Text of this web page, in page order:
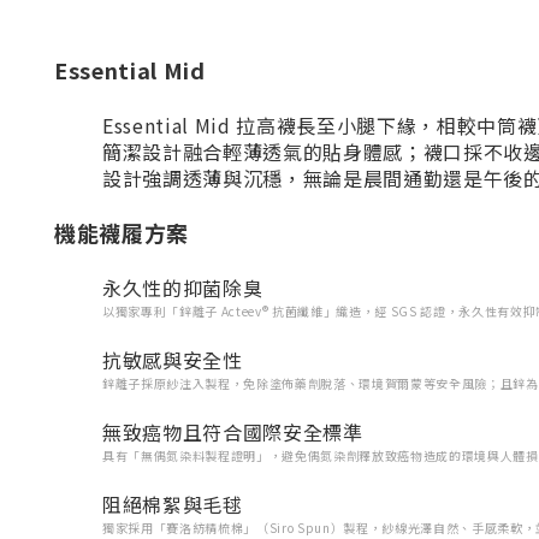
Essential Mid
Essential Mid 拉高襪長至小腿下緣，相較中筒
簡潔設計融合輕薄透氣的貼身體感；襪口採不收
設計強調透薄與沉穩，無論是晨間通勤還是午
機能襪履方案
永久性的抑菌除臭
以獨家專利「鋅離子 Acteev® 抗菌纖維」織造，經 SGS 認證，永久性有效
抗敏感與安全性
鋅離子採原紗注入製程，免除塗佈藥劑脫落、環境賀爾蒙等安全風險；且鋅
無致癌物且符合國際安全標準
具有「無偶氮染料製程證明」，避免偶氮染劑釋放致癌物造成的環境與人體
阻絕棉絮與毛毬
獨家採用「賽洛紡精梳棉」（Siro Spun）製程，紗線光澤自然、手感柔軟